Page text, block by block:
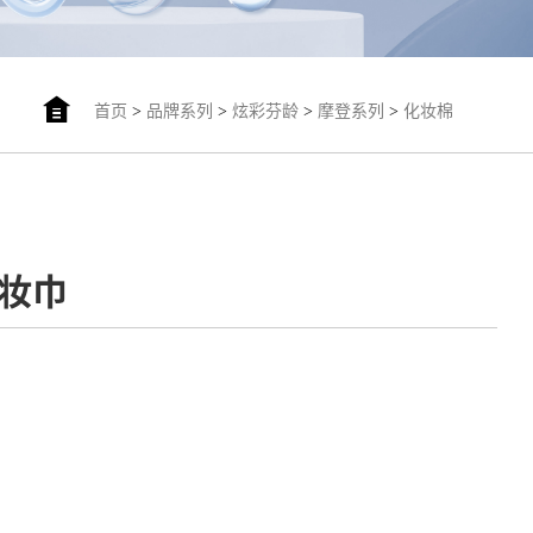
首页 > 品牌系列 > 炫彩芬龄> 摩登系列 > 化妆棉
巾